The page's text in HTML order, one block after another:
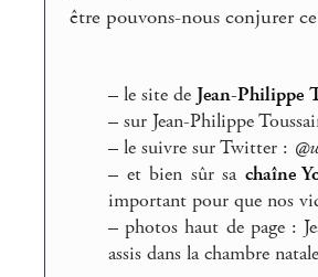
être pouvons-nous conjurer
– le site de Jean-Philippe
– sur Jean-Philippe
– le suivre sur Twitter :
– et bien sûr sa chaîne
important pour que nos
– photos haut de page :
assis dans la chambre